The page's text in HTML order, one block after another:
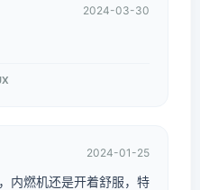
2024-03-30
2024-01-25
内燃机还是开着舒服，特